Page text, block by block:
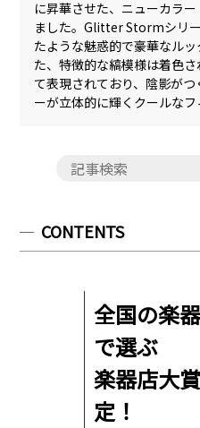
に昇華させた、ニューカラ
ました。Glitter Stormシリ
たような魅惑的で豪華なル
た、特徴的な縞模様は着色
て表現されており、陰影が
ーが立体的に輝くクールなフ
CONTENTS
全国の楽
で選ぶ
楽器店大
定！